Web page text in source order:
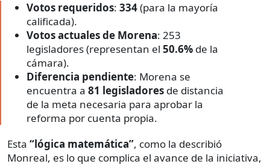
Votos requeridos: 334(para la mayoría
calificada).
Votos actuales de Morena: 253
legisladores (representan el 50.6% de la
cámara).
Diferencia pendiente: Morena se
encuentra a 81 legisladores de distancia
de la meta necesaria para aprobar la
reforma por cuenta propia.
Esta “lógica matemática”, como la describió
Monreal, es lo que complica el avance de la iniciativa,